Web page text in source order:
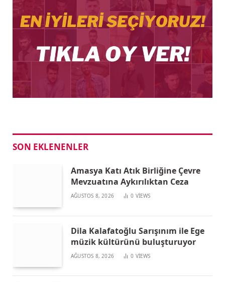
SON EKLENENLER
Amasya Katı Atık Birliğine Çevre
Mevzuatına Aykırılıktan Ceza
AĞUSTOS 8, 2026 0 VIEWS
Dila Kalafatoğlu Sarışınım ile Ege
müzik kültürünü buluşturuyor
AĞUSTOS 8, 2026 0 VIEWS